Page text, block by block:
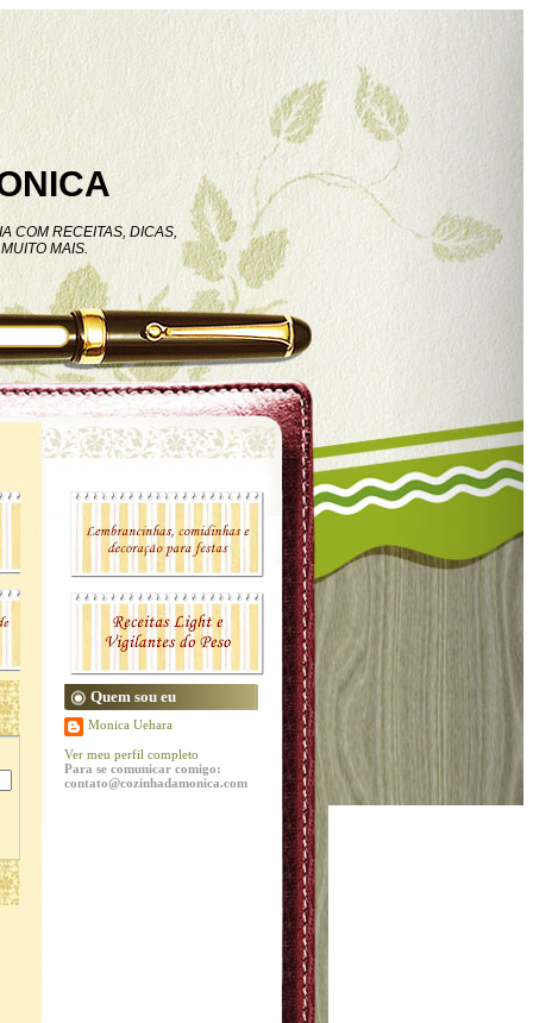
COM RECEITAS, DICAS,
MAIS.
Quem sou eu
Monica Uehara
Ver meu perfil completo
Para se comunicar comigo:
contato@cozinhadamonica.com